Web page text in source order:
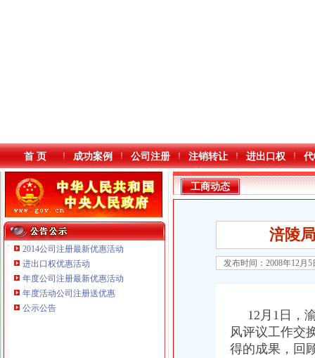
本站导航
首 页 成功案例 公司注册 注销转让 进出口权
2014公司注册最新优惠活动
进出口权优惠活动
年度公司注册最新优惠活动
年度活动公司注册送优惠
公示公告
工商动态
涪陵
发布时间：2008年12月
12月1日，渝
风评议工作交
得的成果，回